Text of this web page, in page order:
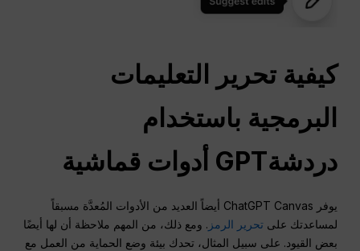
كيفية تحرير التعليمات
البرمجية باستخدام
دردشةGPT
أدوات قماشية
يوفر ChatGPT Canvas أيضاً العديد من الأدوات المُعدَّة مسبقاً
لمساعدتك علىتحرير الرمز . ومع ذلك، من المهم ملاحظة أن لها أيضًا
بعض القيود. على سبيل المثال، تحدك بيئة وضع الحماية من العمل مع